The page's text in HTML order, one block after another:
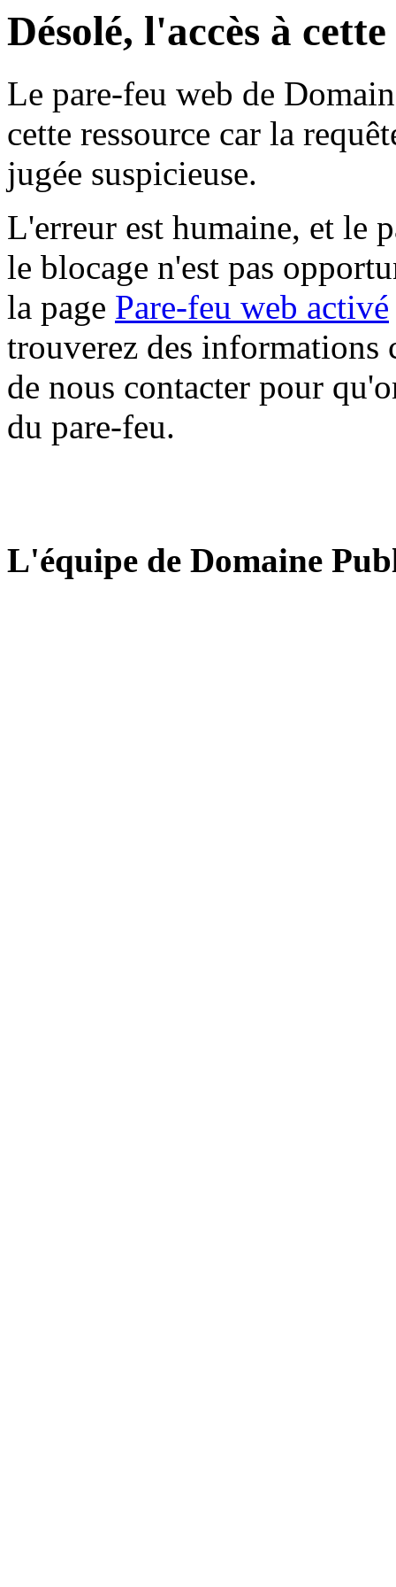
Désolé, l'accès à
Le pare-feu web de
cette ressource car la
jugée suspicieuse.
L'erreur est humaine, et le
le blocage n'est pas
la page Pare-feu web activé
trouverez des informations
de nous contacter pour
du pare-feu.
L'équipe de Domaine